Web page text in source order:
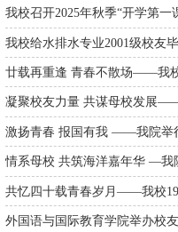
我校召开2025年秋季“开学第一
我校给水排水专业2001级校友
廿载再重逢 青春不散场——我
凝聚校友力量 共谋母校发展
情系母校 共筑海洋嘉年华 —我
共忆四十载青春岁月——我校
外国语与国际教育学院举办校